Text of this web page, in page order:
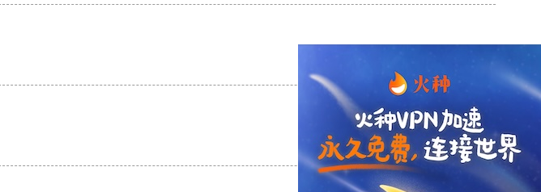
支持 [0] 反对[0]